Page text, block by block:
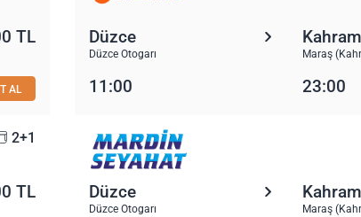
TL
AL
Düzce
Düzce Otogarı Maraş
11:00 23:00
2+1
TL Düzce
Düzce Otogarı Maraş